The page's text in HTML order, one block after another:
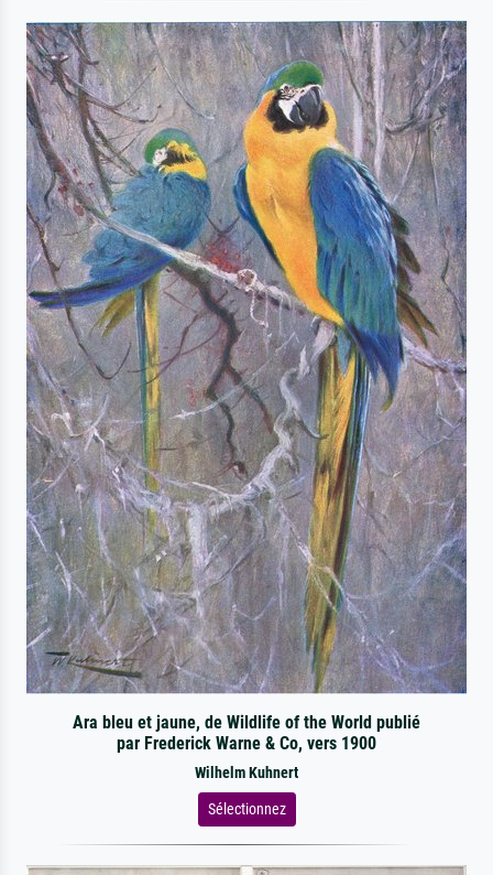
Ara bleu et jaune, de Wildlife of the World publié
par Frederick Warne & Co, vers 1900
Wilhelm Kuhnert
Sélectionnez